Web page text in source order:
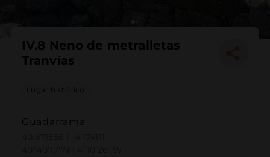
IV.8 Neno de metralletas
Tranvías
Lugar histórico
Guadarrama